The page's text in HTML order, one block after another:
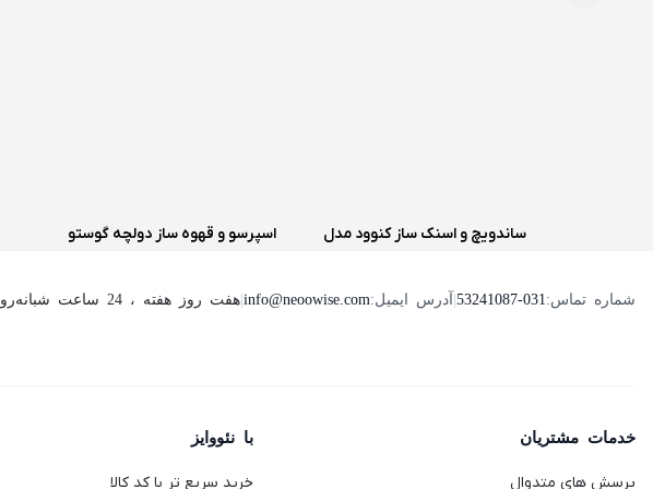
ساندویچ و اسنک ساز کنوود مدل
اسپرسو و قهوه ساز دولچه گوستو
شماره تماس: 53241087-031
|آدرس ایمیل:info@neoowise.com
|هفت روز هفته ، 24 ساعت شبانه‌روز پاسخگوی شما هستیم.
خدمات مشتریان
پرسش های متدوال
با نئووایز
خرید سریع تر با کد کالا